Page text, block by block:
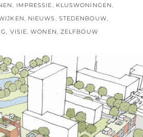
, IMPRESSIE, KLUSWONINGEN,
, NIEUWS , STEDENBOUW,
, VISIE,WONEN, ZELFBOUW